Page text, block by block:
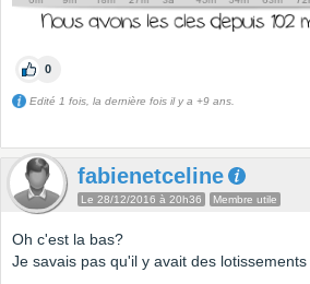
0
Edité 1 fois, la dernière fois il y a +9 ans.
fabienetceline
Le 28/12/2016 à 20h36 Membre utile
Oh c'est la bas?
Je savais pas qu'il y avait des lotissements